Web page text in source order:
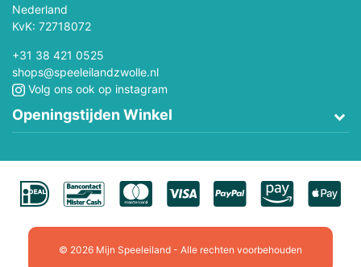
Nederland
KvK: 72718072
+31 38 421 0525
shops@speeleilandzwolle.nl
Volg ons ook op instagram
Openingstijden Winkel
© 2026 Mijn Speeleiland - Alle rechten voorbehouden